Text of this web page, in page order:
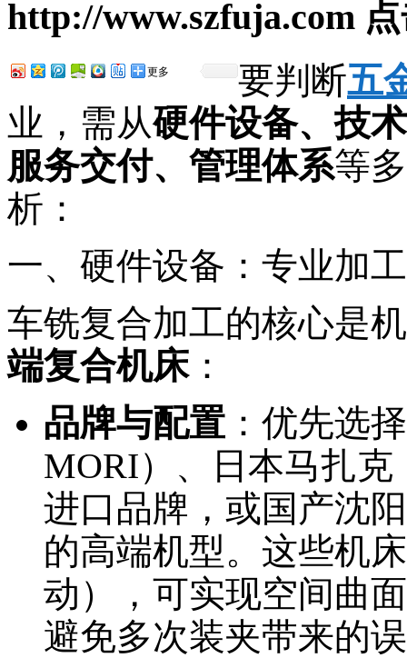
http://www.szfuja.com
更多 要判断五
业，需从硬件设备、技
服务交付、管理体系等
析：
一、硬件设备：专业加
车铣复合加工的核心是
端复合机床：
品牌与配置 ：优先选
MORI）、日本马扎
进口品牌，或国产沈
的高端机型。这些机
动），可实现空间曲
避免多次装夹带来的